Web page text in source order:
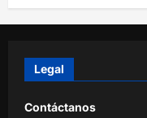
Legal
Contáctanos